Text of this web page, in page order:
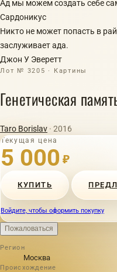
Ад мы можем создать себе
Сардоникус
Никто не может попасть в
заслуживает ада.
Джон У Эверетт
Лот № 3205 · Картины
Генетическая
Taro Borislav · 2016
Текущая цена
5 000 ₽
КУПИТЬ
Войдите, чтобы оформить покупку
Пожаловаться
Регион
Москва
Происхождение